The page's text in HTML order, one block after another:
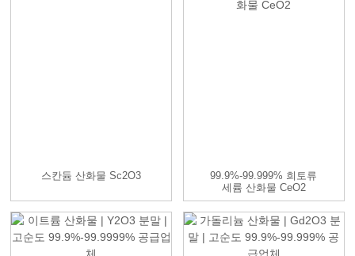
스칸듐 산화물 Sc2O3
99.9%-99.999% 희토류
세륨 산화물 CeO2